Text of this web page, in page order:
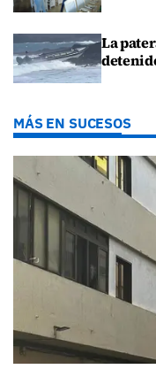
La
MÁS EN SUCESOS